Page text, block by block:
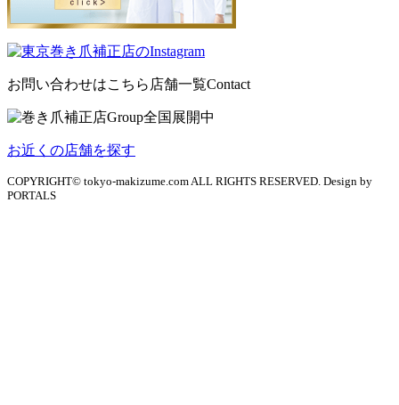
お問い合わせはこちら 店舗一覧Contact
お近くの店舗を探す
COPYRIGHT© tokyo-makizume.com ALL RIGHTS RESERVED. Design by
PORTALS